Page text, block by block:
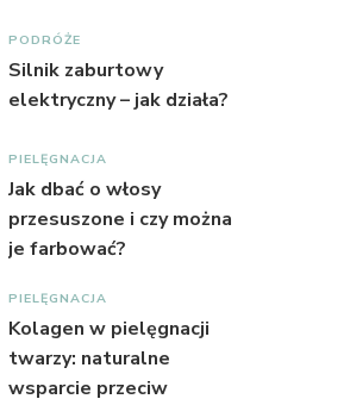
PODRÓŻE
Silnik zaburtowy
elektryczny – jak działa?
PIELĘGNACJA
Jak dbać o włosy
przesuszone i czy można
je farbować?
PIELĘGNACJA
Kolagen w pielęgnacji
twarzy: naturalne
wsparcie przeciw